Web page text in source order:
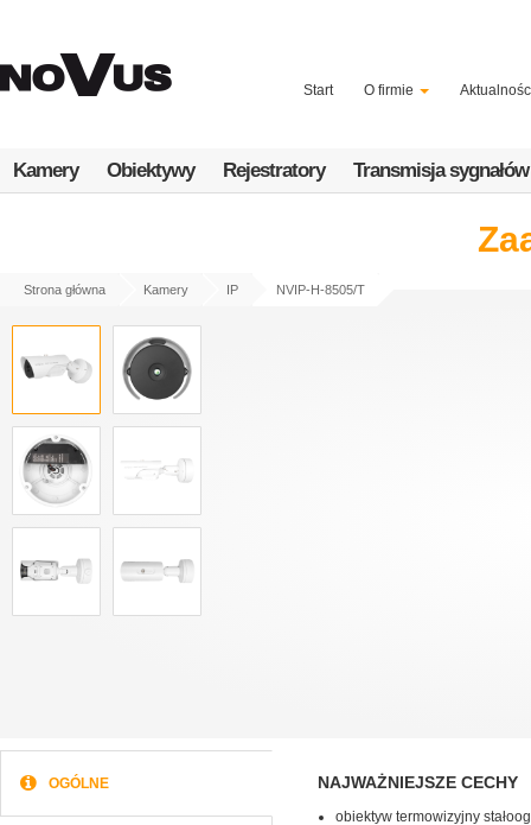
Start
O firmie
Kamery Obiektywy Rejestratory Transmisja sygnałów
Strona główna Kamery IP NVIP-H-8505/T
OGÓLNE NAJWAŻNIEJSZE CECHY
obiektyw termowizyjny